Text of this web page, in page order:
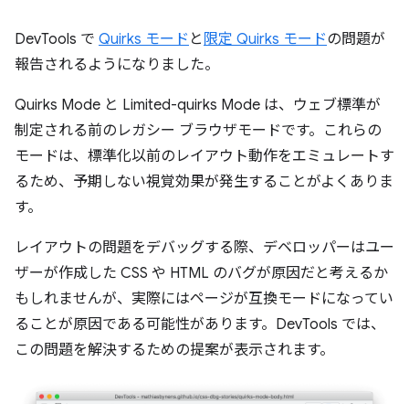
DevTools で Quirks モード と 限定 Quirks モードの問題が
報告されるようになりました。
Quirks Mode と Limited-quirks Mode は、ウェブ標準が
制定される前のレガシー ブラウザモードです。これらの
モードは、標準化以前のレイアウト動作をエミュレートす
るため、予期しない視覚効果が発生することがよくありま
す。
レイアウトの問題をデバッグする際、デベロッパーはユー
ザーが作成した CSS や HTML のバグが原因だと考えるか
もしれませんが、実際にはページが互換モードになってい
ることが原因である可能性があります。DevTools では、
この問題を解決するための提案が表示されます。